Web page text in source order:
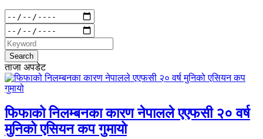
Search
ताजा अपडेट
फिफाको निलम्बनका कारण नेपालले एएफसी २० वर्ष
मुनिको एसियन कप गुमायो